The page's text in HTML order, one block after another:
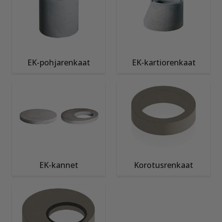
EK-pohjarenkaat EK-kartiorenkaat
EK-kannet Korotusrenkaat